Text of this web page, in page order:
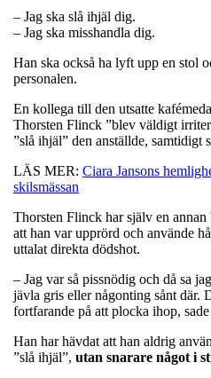
– Jag ska slå ihjäl dig.
– Jag ska misshandla dig.
Han ska också ha lyft upp en stol
personalen.
En kollega till den utsatte
Thorsten Flinck ”blev väldigt
”slå ihjäl” den anställde, samtidigt
LÄS MER: Ciara Jansons
skilsmässan
Thorsten Flinck har själv en
att han var upprörd och använde
uttalat direkta dödshot.
– Jag var så pissnödig och då sa
jävla gris eller någonting sånt där.
fortfarande på att plocka ihop,
Han har hävdat att han aldrig
”slå ihjäl”, utan snarare något i